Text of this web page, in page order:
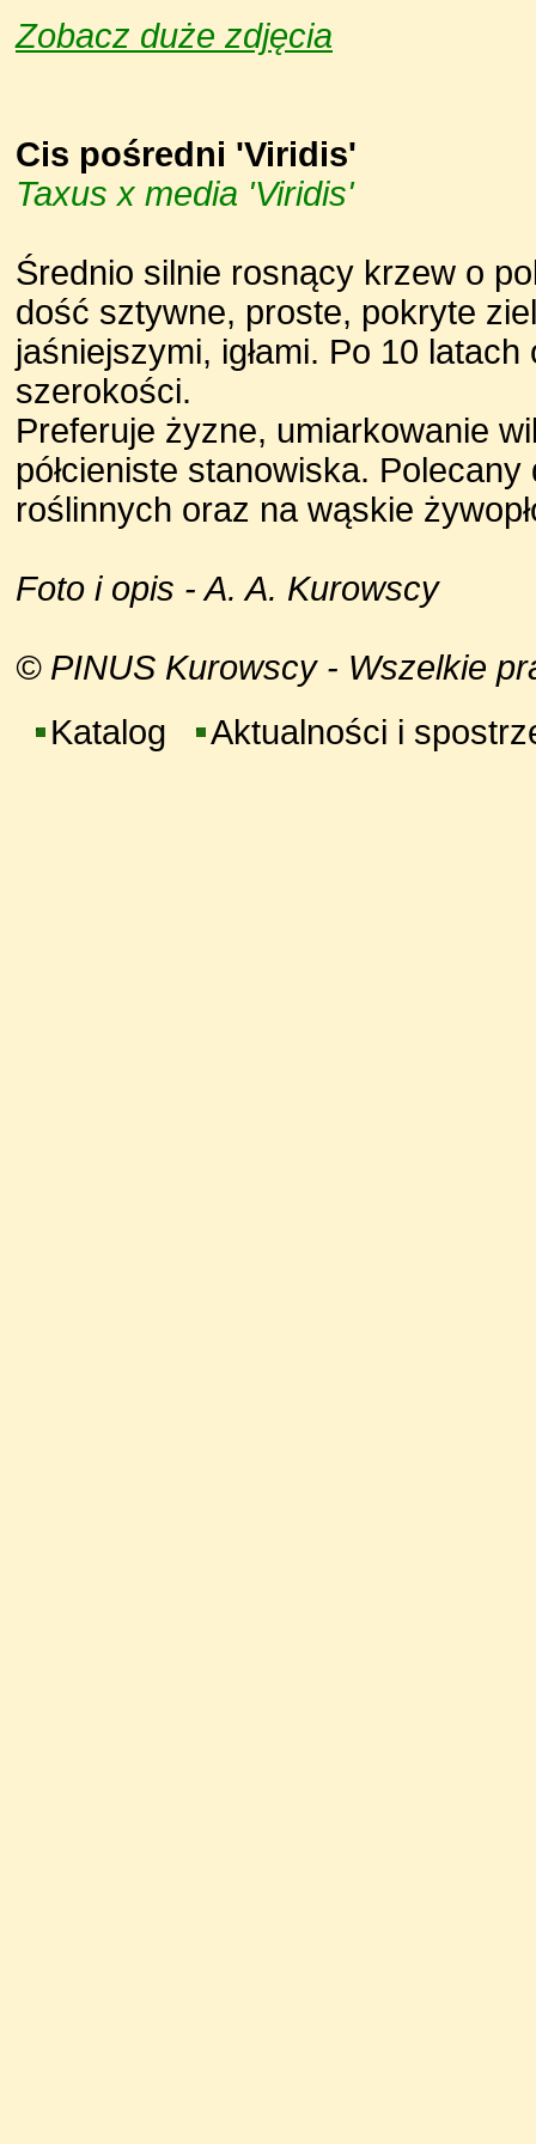
Zobacz duże zdjęcia
Cis pośredni 'Viridis'
Taxus x media 'Viridis'
Średnio silnie rosnący krzew o
dość sztywne, proste, pokryte
jaśniejszymi, igłami. Po 10
szerokości.
Preferuje żyzne, umiarkowanie
półcieniste stanowiska.
roślinnych oraz na wąskie
Foto i opis - A. A. Kurowscy
© PINUS Kurowscy - Wszelkie
Katalog
Aktualności i